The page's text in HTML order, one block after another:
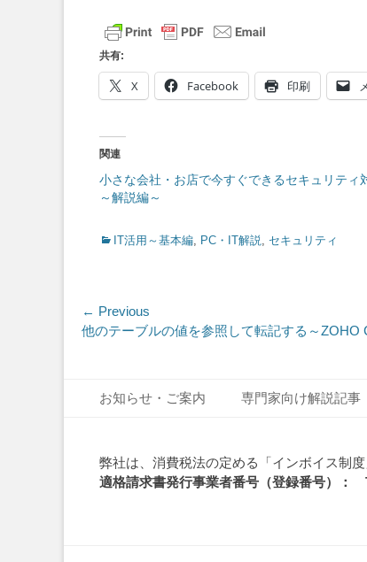
共有:
X Facebook 印刷
関連
小さな会社・お店で今すぐできるセキュリティ
～解説編～
Categories
IT活用～基本編, PC・IT解説, セキュリティ
投
稿
ビ
ー
シ
← Previous
Previous
他のテーブルの値を参照して転記する～ZOHO
Footer Menu
お知らせ・ご案内 専門家向け解説記事
弊社は、消費税法の定める「インボイス制
適格請求書発行事業者番号（登録番号）：